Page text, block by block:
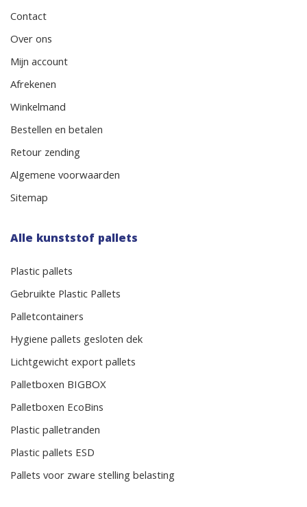
Contact
Over ons
Mijn account
Afrekenen
Winkelmand
Bestellen en betalen
Retour zending
Algemene voorwaarden
Sitemap
Alle kunststof pallets
Plastic pallets
Gebruikte Plastic Pallets
Palletcontainers
Hygiene pallets gesloten dek
Lichtgewicht export pallets
Palletboxen BIGBOX
Palletboxen EcoBins
Plastic palletranden
Plastic pallets ESD
Pallets voor zware stelling belasting